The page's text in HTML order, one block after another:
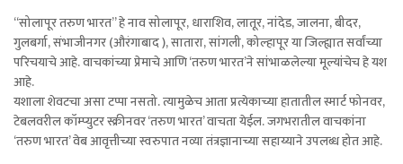
“सोलापूर तरुण भारत” हे नाव सोलापूर, धाराशिव, लातूर, नांदेड, जालना, बीदर,
गुलबर्गा, संभाजीनगर (औरंगाबाद ), सातारा, सांगली, कोल्हापूर या जिल्ह्यात सर्वांच्या
परिचयाचे आहे. वाचकांच्या प्रेमाचे आणि ‘तरुण भारत’ने सांभाळलेल्या मूल्यांचेच हे यश
आहे.
यशाला शेवटचा असा टप्पा नसतो. त्यामुळेच आता प्रत्येकाच्या हातातील स्मार्ट फोनवर,
टेबलवरील कॉम्प्युटर स्क्रीनवर ‘तरुण भारत’ वाचता येईल. जगभरातील वाचकांना
‘तरुण भारत’ वेब आवृत्तीच्या स्वरुपात नव्या तंत्रज्ञानाच्या सहाय्याने उपलब्ध होत आहे.